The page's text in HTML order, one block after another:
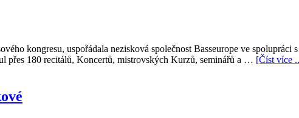
kongresu, uspořádala nezisková společnost Basseurope ve spolupráci
přes 180 recitálů, Koncertů, mistrovských Kurzů, seminářů a … [Číst více